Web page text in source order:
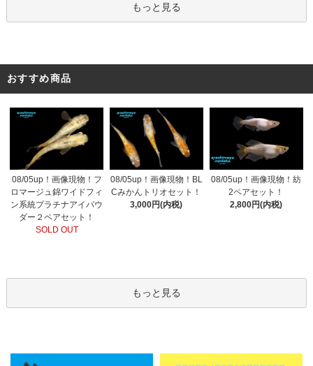
もっと見る
おすすめ商品
08/05up！画像現物！フ
ロマージュ錦ワイドフィ
ン系統プラチナアイパウ
ダー２ペアセット！
SOLD OUT
08/05up！画像現物！BL
Cみかんトリオセット！
3,000円(内税)
08/05up！画像現物！紡
2ペアセット！
2,800円(内税)
もっと見る